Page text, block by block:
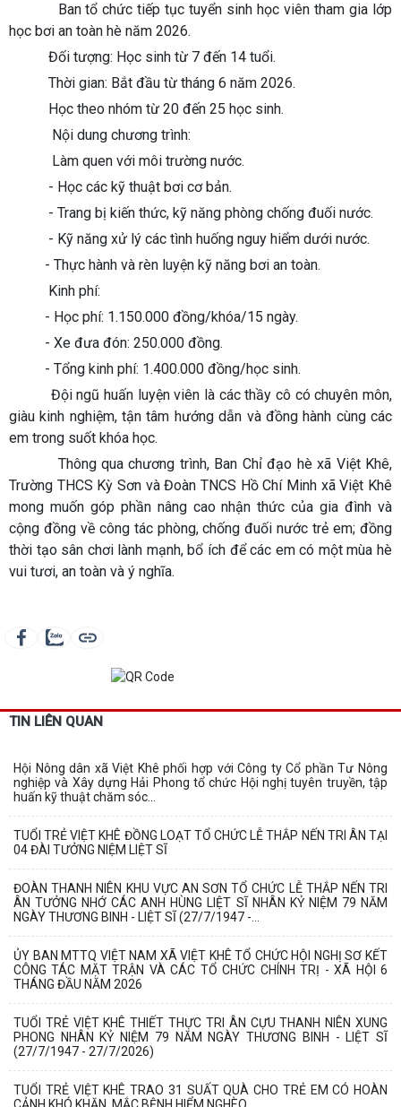
Ban tổ chức tiếp tục tuyển sinh học viên tham gia lớp
học bơi an toàn hè năm 2026.
Đối tượng: Học sinh từ 7 đến 14 tuổi.
Thời gian: Bắt đầu từ tháng 6 năm 2026.
Học theo nhóm từ 20 đến 25 học sinh.
Nội dung chương trình:
Làm quen với môi trường nước.
- Học các kỹ thuật bơi cơ bản.
- Trang bị kiến thức, kỹ năng phòng chống đuối nước.
- Kỹ năng xử lý các tình huống nguy hiểm dưới nước.
- Thực hành và rèn luyện kỹ năng bơi an toàn.
Kinh phí:
- Học phí: 1.150.000 đồng/khóa/15 ngày.
- Xe đưa đón: 250.000 đồng.
- Tổng kinh phí: 1.400.000 đồng/học sinh.
Đội ngũ huấn luyện viên là các thầy cô có chuyên môn,
giàu kinh nghiệm, tận tâm hướng dẫn và đồng hành cùng các
em trong suốt khóa học.
Thông qua chương trình, Ban Chỉ đạo hè xã Việt Khê,
Trường THCS Kỳ Sơn và Đoàn TNCS Hồ Chí Minh xã Việt Khê
mong muốn góp phần nâng cao nhận thức của gia đình và
cộng đồng về công tác phòng, chống đuối nước trẻ em; đồng
thời tạo sân chơi lành mạnh, bổ ích để các em có một mùa hè
vui tươi, an toàn và ý nghĩa.
TIN LIÊN QUAN
Hội Nông dân xã Việt Khê phối hợp với Công ty Cổ phần Tư Nông
nghiệp và Xây dựng Hải Phong tổ chức Hội nghị tuyên truyền, tập
huấn kỹ thuật chăm sóc...
TUỔI TRẺ VIỆT KHÊ ĐỒNG LOẠT TỔ CHỨC LỄ THẮP NẾN TRI ÂN TẠI
04 ĐÀI TƯỞNG NIỆM LIỆT SĨ
ĐOÀN THANH NIÊN KHU VỰC AN SƠN TỔ CHỨC LỄ THẮP NẾN TRI
ÂN TƯỞNG NHỚ CÁC ANH HÙNG LIỆT SĨ NHÂN KỶ NIỆM 79 NĂM
NGÀY THƯƠNG BINH - LIỆT SĨ (27/7/1947 -...
ỦY BAN MTTQ VIỆT NAM XÃ VIỆT KHÊ TỔ CHỨC HỘI NGHỊ SƠ KẾT
CÔNG TÁC MẶT TRẬN VÀ CÁC TỔ CHỨC CHÍNH TRỊ - XÃ HỘI 6
THÁNG ĐẦU NĂM 2026
TUỔI TRẺ VIỆT KHÊ THIẾT THỰC TRI ÂN CỰU THANH NIÊN XUNG
PHONG NHÂN KỶ NIỆM 79 NĂM NGÀY THƯƠNG BINH - LIỆT SĨ
(27/7/1947 - 27/7/2026)
TUỔI TRẺ VIỆT KHÊ TRAO 31 SUẤT QUÀ CHO TRẺ EM CÓ HOÀN
CẢNH KHÓ KHĂN, MẮC BỆNH HIỂM NGHÈO